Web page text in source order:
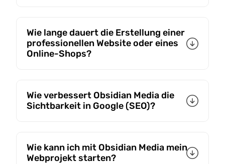
Wie lange dauert die Erstellung einer
professionellen Website oder eines
Online-Shops?
Wie verbessert Obsidian Media die
Sichtbarkeit in Google (SEO)?
Wie kann ich mit Obsidian Media mein
Webprojekt starten?